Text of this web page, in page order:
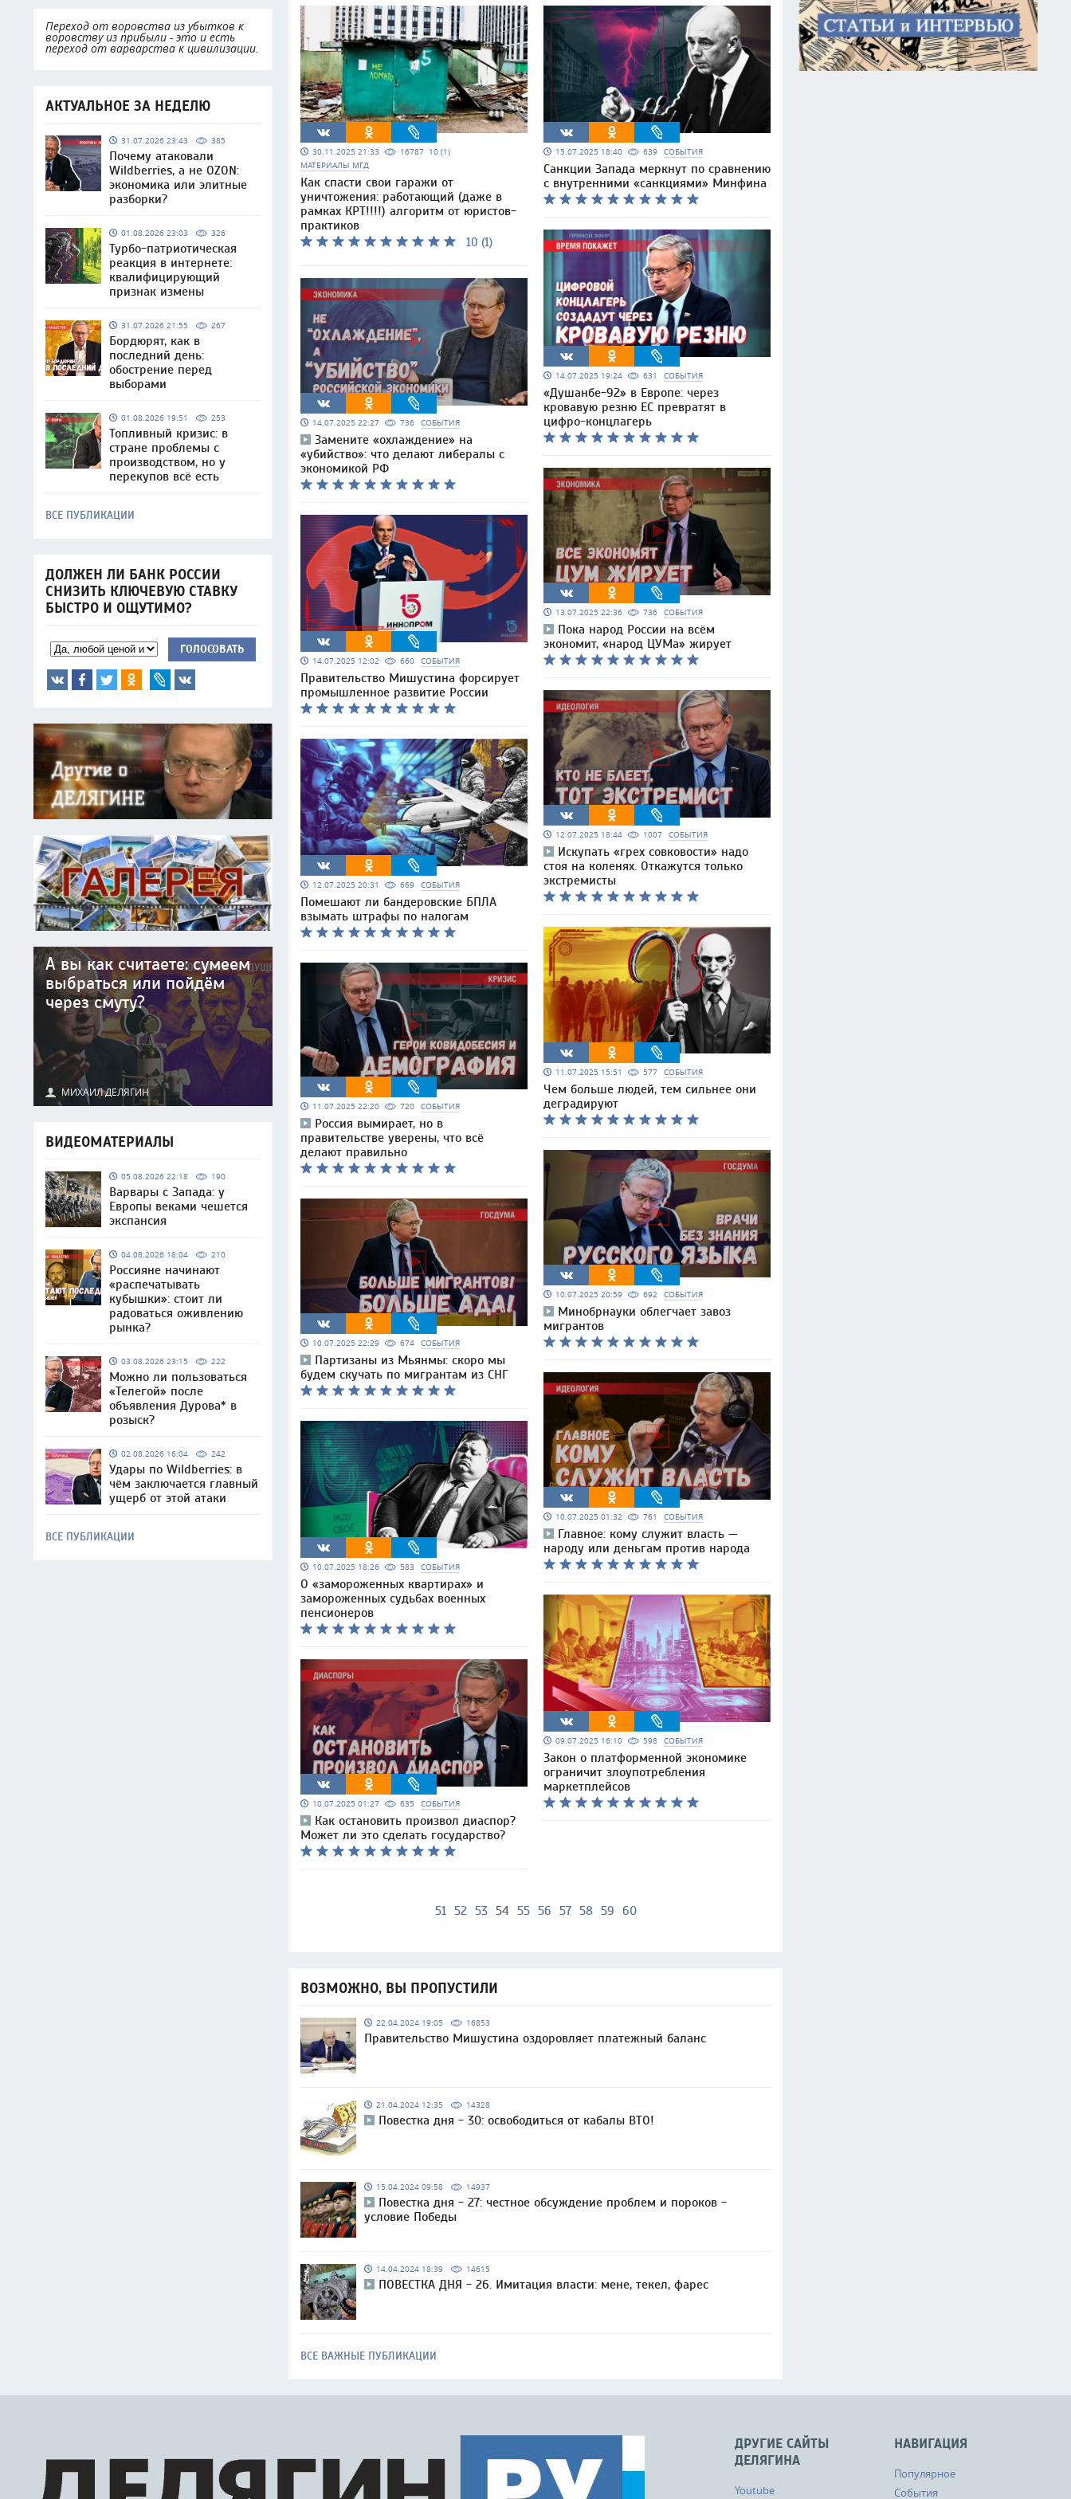
Переход от воровства из убытков к
воровству из прибыли - это и есть
переход от варварства к цивилизации.
АКТУАЛЬНОЕ ЗА НЕДЕЛЮ
31.07.2026 23:43 385
Почему атаковали
Wildberries, а не OZON:
экономика или элитные
разборки?
01.08.2026 23:03 326
Турбо-патриотическая
реакция в интернете:
квалифицирующий
признак измены
31.07.2026 21:55 267
Бордюрят, как в
последний день:
обострение перед
выборами
01.08.2026 19:51 253
Топливный кризис: в
стране проблемы с
производством, но у
перекупов всё есть
ВСЕ ПУБЛИКАЦИИ
ДОЛЖЕН ЛИ БАНК РОССИИ
СНИЗИТЬ КЛЮЧЕВУЮ СТАВКУ
БЫСТРО И ОЩУТИМО?
ГОЛОСОВАТЬ
А вы как считаете: сумеем
выбраться или пойдём
через смуту?
МИХАИЛ ДЕЛЯГИН
ВИДЕОМАТЕРИАЛЫ
05.08.2026 22:18 190
Варвары с Запада: у
Европы веками чешется
экспансия
04.08.2026 18:04 210
Россияне начинают
«распечатывать
кубышки»: стоит ли
радоваться оживлению
рынка?
03.08.2026 23:15 222
Можно ли пользоваться
«Телегой» после
объявления Дурова* в
розыск?
02.08.2026 16:04 242
Удары по Wildberries: в
чём заключается главный
ущерб от этой атаки
ВСЕ ПУБЛИКАЦИИ
30.11.2025 21:33 16787 10 (1)
МАТЕРИАЛЫ МГД
Как спасти свои гаражи от
уничтожения: работающий (даже в
рамках КРТ!!!!) алгоритм от юристов-
практиков
10 (1)
14.07.2025 22:27 736 СОБЫТИЯ
Замените «охлаждение» на
«убийство»: что делают либералы с
экономикой РФ
14.07.2025 12:02 660 СОБЫТИЯ
Правительство Мишустина форсирует
промышленное развитие России
12.07.2025 20:31 669 СОБЫТИЯ
Помешают ли бандеровские БПЛА
взымать штрафы по налогам
11.07.2025 22:20 720 СОБЫТИЯ
Россия вымирает, но в
правительстве уверены, что всё
делают правильно
10.07.2025 22:29 674 СОБЫТИЯ
Партизаны из Мьянмы: скоро мы
будем скучать по мигрантам из СНГ
10.07.2025 18:26 583 СОБЫТИЯ
О «замороженных квартирах» и
замороженных судьбах военных
пенсионеров
10.07.2025 01:27 635 СОБЫТИЯ
Как остановить произвол диаспор?
Может ли это сделать государство?
15.07.2025 18:40 639 СОБЫТИЯ
Санкции Запада меркнут по сравнению
с внутренними «санкциями» Минфина
14.07.2025 19:24 631 СОБЫТИЯ
«Душанбе-92» в Европе: через
кровавую резню ЕС превратят в
цифро-концлагерь
13.07.2025 22:36 736 СОБЫТИЯ
Пока народ России на всём
экономит, «народ ЦУМа» жирует
12.07.2025 18:44 1007 СОБЫТИЯ
Искупать «грех совковости» надо
стоя на коленях. Откажутся только
экстремисты
11.07.2025 15:51 577 СОБЫТИЯ
Чем больше людей, тем сильнее они
деградируют
10.07.2025 20:59 692 СОБЫТИЯ
Минобрнауки облегчает завоз
мигрантов
10.07.2025 01:32 761 СОБЫТИЯ
Главное: кому служит власть —
народу или деньгам против народа
09.07.2025 16:10 598 СОБЫТИЯ
Закон о платформенной экономике
ограничит злоупотребления
маркетплейсов
51 52 53 54 55 56 57 58 59 60
ВОЗМОЖНО, ВЫ ПРОПУСТИЛИ
22.04.2024 19:05 16853
Правительство Мишустина оздоровляет платежный баланс
21.04.2024 12:35 14328
Повестка дня - 30: освободиться от кабалы ВТО!
15.04.2024 09:58 14937
Повестка дня - 27: честное обсуждение проблем и пороков -
условие Победы
14.04.2024 18:39 14615
ПОВЕСТКА ДНЯ - 26. Имитация власти: мене, текел, фарес
ВСЕ ВАЖНЫЕ ПУБЛИКАЦИИ
НАВИГАЦИЯ
Популярное
События
ДРУГИЕ САЙТЫ
ДЕЛЯГИНА
Youtube